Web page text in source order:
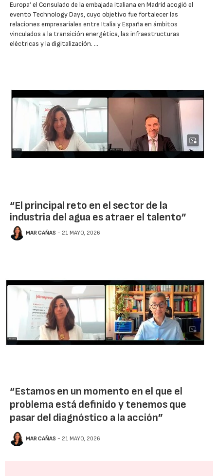
Europa’ el Consulado de la embajada italiana en Madrid acogió el
evento Technology Days, cuyo objetivo fue fortalecer las
relaciones empresariales entre Italia y España en ámbitos
vinculados a la transición energética, las infraestructuras
eléctricas y la digitalización. …
“El principal reto en el sector de la
industria del agua es atraer el talento”
MAR CAÑAS - 21 MAYO, 2026
“Estamos en un momento en el que el
problema está definido y tenemos que
pasar del diagnóstico a la acción”
MAR CAÑAS - 21 MAYO, 2026